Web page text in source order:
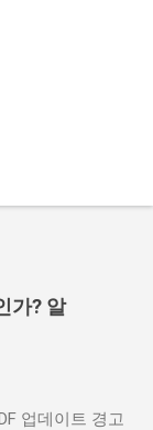
가? 알
업데이트 경고